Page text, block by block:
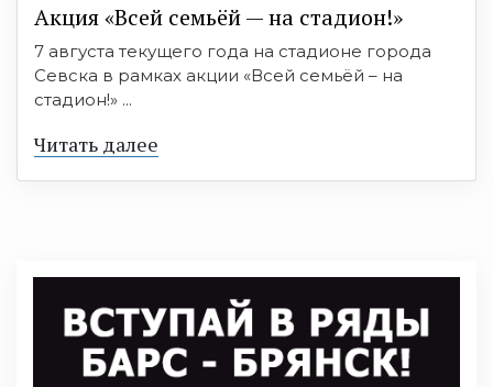
Акция «Всей семьёй — на стадион!»
7 августа текущего года на стадионе города
Севска в рамках акции «Всей семьёй – на
стадион!» ...
Читать далее